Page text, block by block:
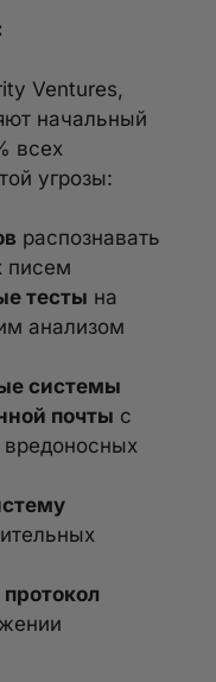
Ventures,
начальный
всех
угрозы:
распознавать
писем
тесты на
анализом
системы
почты с
вредоносных